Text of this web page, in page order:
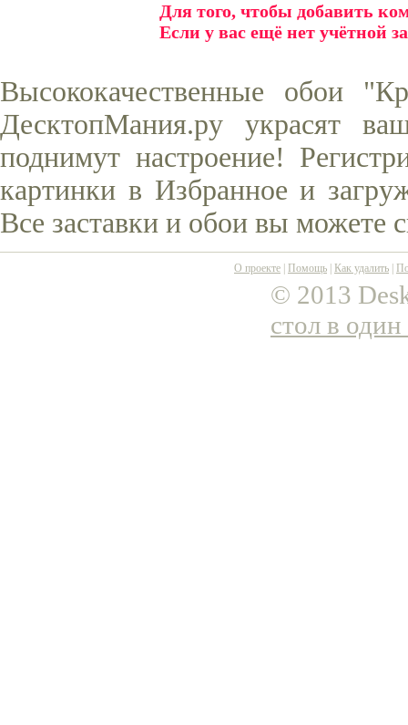
Для того, чтобы добавить
Если у вас ещё нет учётной
Высококачественные обои
ДесктопМания.ру украсят
поднимут настроение!
картинки в Избранное и
Все заставки и обои вы можете
О проекте Помощь Как удалить
© 2013
стол в